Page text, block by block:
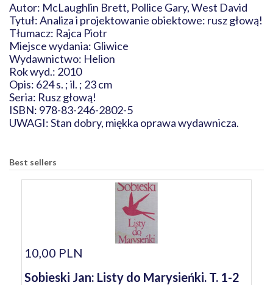
Autor: McLaughlin Brett, Pollice Gary, West David
Tytuł: Analiza i projektowanie obiektowe: rusz głową!
Tłumacz: Rajca Piotr
Miejsce wydania: Gliwice
Wydawnictwo: Helion
Rok wyd.: 2010
Opis: 624 s. ; il. ; 23 cm
Seria: Rusz głową!
ISBN: 978-83-246-2802-5
UWAGI: Stan dobry, miękka oprawa wydawnicza.
Best sellers
10,00 PLN
Sobieski Jan: Listy do Marysieńki. T. 1-2